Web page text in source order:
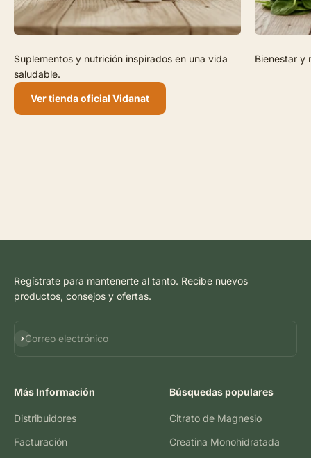
Suplementos y nutrición inspirados en una vida
saludable.
Ver tienda oficial Vidanat
Bienestar y
Regístrate para mantenerte al tanto. Recibe nuevos
productos, consejos y ofertas.
Correo electrónico
Suscribirse
Más Información
Distribuidores
Facturación
Búsquedas populares
Citrato de Magnesio
Creatina Monohidratada